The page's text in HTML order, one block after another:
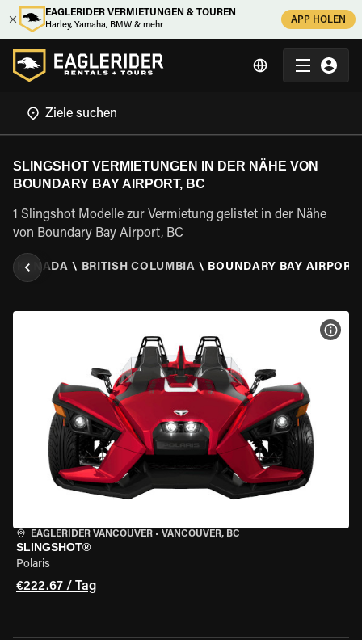
EAGLERIDER VERMIETUNGEN & TOUREN
Harley, Yamaha, BMW & mehr
APP HOLEN
SLINGSHOT VERMIETUNGEN IN DER NÄHE VON
BOUNDARY BAY AIRPORT, BC
1 Slingshot Modelle zur Vermietung gelistet in der Nähe
von Boundary Bay Airport, BC
\ KANADA \ BRITISH COLUMBIA \ BOUNDARY BAY
EAGLERIDER VANCOUVER • VANCOUVER, BC
SLINGSHOT®
Polaris
€222.67 / Tag